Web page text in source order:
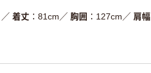
／ 着丈 81cm ／ 胸囲 127cm ／ 肩幅